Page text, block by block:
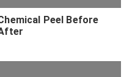
Peel Before